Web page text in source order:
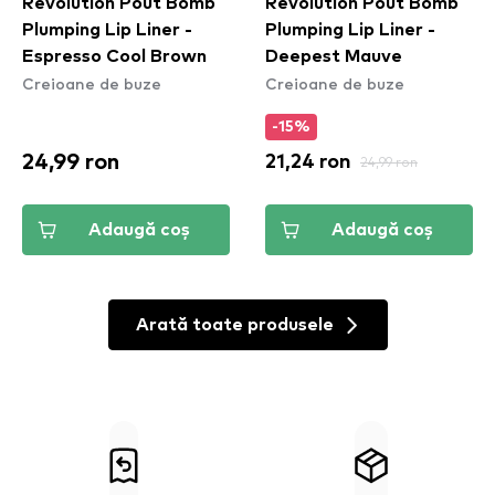
Plumping Lip Liner -
Espresso Cool Brown
Creioane de buze
24,99 ron
Adaugă coș
Plumping Lip Liner -
Deepest Mauve
Creioane de buze
-15%
21,24 ron 24,99 ron
Adaugă coș
Arată toate produsele